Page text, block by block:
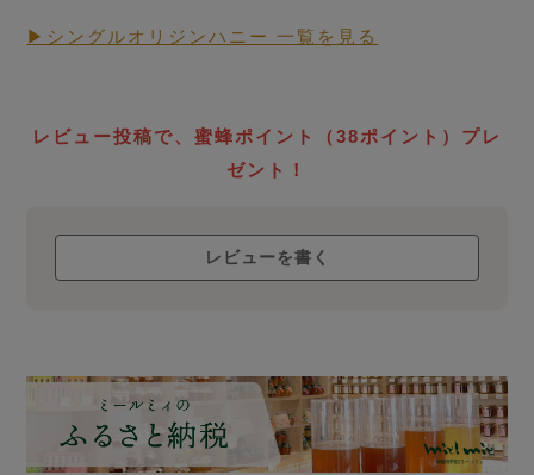
RAW HONEY STORY
ローハニー
▶シングルオリジンハニー 一覧を見る
レビュー投稿で、蜜蜂ポイント（38ポイント）プレ
ゼント！
レビューを書く